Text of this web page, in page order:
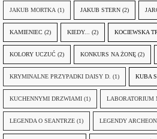
JAKUB MORTKA (1) JAKUB STERN (2)
KAMIENIEC (2) KIEDY... (2) KOCIEWSKA
KOLORY UCZUĆ (2) KONKURS NA ŻONĘ (2)
KRYMINALNE PRZYPADKI DAISY D. (1) KUBA
KUCHENNYMI DRZWIAMI (1) LABORATORIUM
LEGENDA O SEANTRZE (1) LEGENDY